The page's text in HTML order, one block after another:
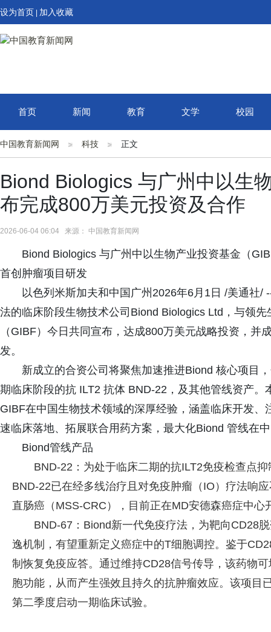
设为首页 加入收藏
首页 新闻 教育 文学 校园
中国教育新闻网 科技 正文
Biond Biologics 与广州中以生
布完成800万美元投资及合作
2026-06-04 06:04 来源： 中国教育新闻网
Biond Biologics 与广州中以生物产业投资基金（
首创肿瘤项目研发
以色列米斯加夫和中国广州2026年6月1日 /美通社
法的临床阶段生物技术公司Biond Biologics Ltd，与领
（GIBF）今日共同宣布，达成800万美元战略投资，
发。
新成立的合资公司将聚焦加速推进Biond 核心项目
期临床阶段的抗 ILT2 抗体 BND-22，及其他管线资产
GIBF在中国生物技术领域的深厚经验，涵盖临床开发
速临床落地、拓展联合用药方案，最大化Biond 管线在
Biond管线产品
BND-22：为处于临床二期的抗ILT2免疫检查点
BND-22已在经多线治疗且对免疫肿瘤（IO）疗法响
直肠癌（MSS-CRC），目前正在MD安德森癌症中心
BND-67：Biond新一代免疫疗法，为靶向CD28
逸机制，有望重新定义癌症中的T细胞调控。鉴于
制恢复免疫应答。通过维持CD28信号传导，该药物
胞功能，从而产生强效且持久的抗肿瘤效应。该项目
第二季度启动一期临床试验。